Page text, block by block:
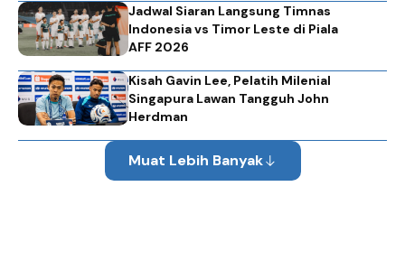
Jadwal Siaran Langsung Timnas
Indonesia vs Timor Leste di Piala
AFF 2026
Kisah Gavin Lee, Pelatih Milenial
Singapura Lawan Tangguh John
Herdman
Muat Lebih Banyak